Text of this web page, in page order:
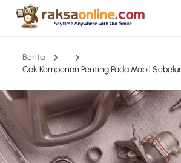
Berita
Cek Komponen Penting Pada Mobil